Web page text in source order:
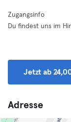
Zugangsinfo
Du findest uns im
Jetzt ab
Adresse